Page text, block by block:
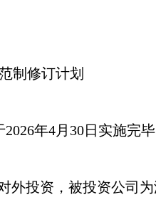
制修订计划
年4月30日实施完毕
外投资，被投资公司为